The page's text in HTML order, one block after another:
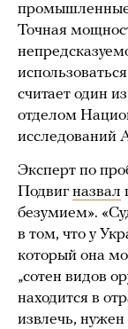
промышленные
Точная
считает один
отделом
исследований
Эксперт по
Подвигназвал
безумием».
в том, что у
который она
„сотен видов
находится в
извлечь,